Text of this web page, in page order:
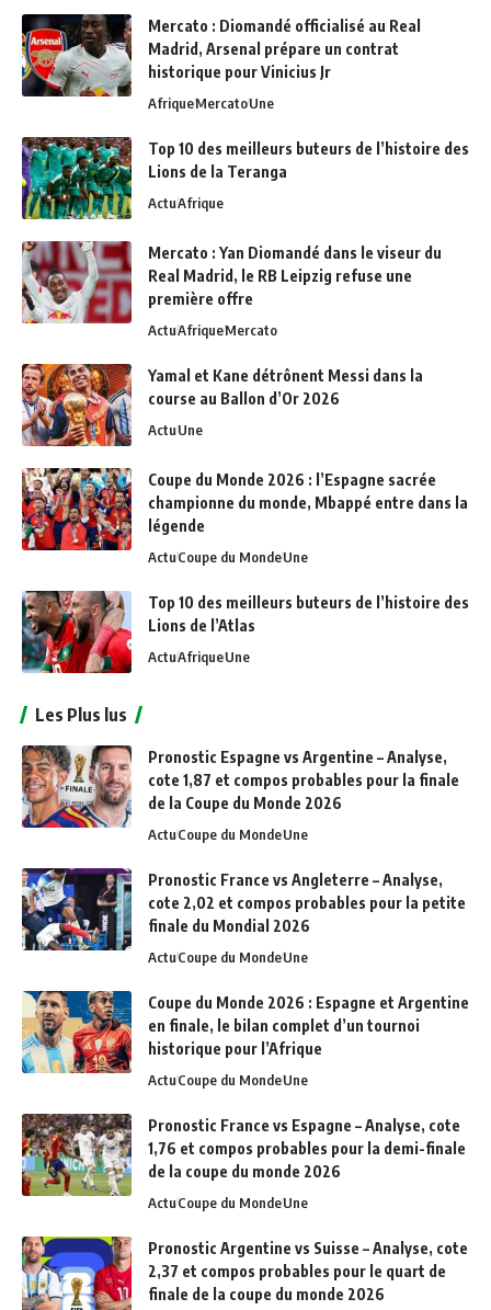
Mercato : Diomandé officialisé au Real
Madrid, Arsenal prépare un contrat
historique pour Vinicius Jr
AfriqueMercatoUne
Top 10 des meilleurs buteurs de l’histoire des
Lions de la Teranga
ActuAfrique
Mercato : Yan Diomandé dans le viseur du
Real Madrid, le RB Leipzig refuse une
première offre
ActuAfriqueMercato
Yamal et Kane détrônent Messi dans la
course au Ballon d’Or 2026
ActuUne
Coupe du Monde 2026 : l’Espagne sacrée
championne du monde, Mbappé entre dans la
légende
ActuCoupe du MondeUne
Top 10 des meilleurs buteurs de l’histoire des
Lions de l’Atlas
ActuAfriqueUne
Les Plus lus
Pronostic Espagne vs Argentine – Analyse,
cote 1,87 et compos probables pour la finale
de la Coupe du Monde 2026
ActuCoupe du MondeUne
Pronostic France vs Angleterre – Analyse,
cote 2,02 et compos probables pour la petite
finale du Mondial 2026
ActuCoupe du MondeUne
Coupe du Monde 2026 : Espagne et Argentine
en finale, le bilan complet d’un tournoi
historique pour l’Afrique
ActuCoupe du MondeUne
Pronostic France vs Espagne – Analyse, cote
1,76 et compos probables pour la demi-finale
de la coupe du monde 2026
ActuCoupe du MondeUne
Pronostic Argentine vs Suisse – Analyse, cote
2,37 et compos probables pour le quart de
finale de la coupe du monde 2026